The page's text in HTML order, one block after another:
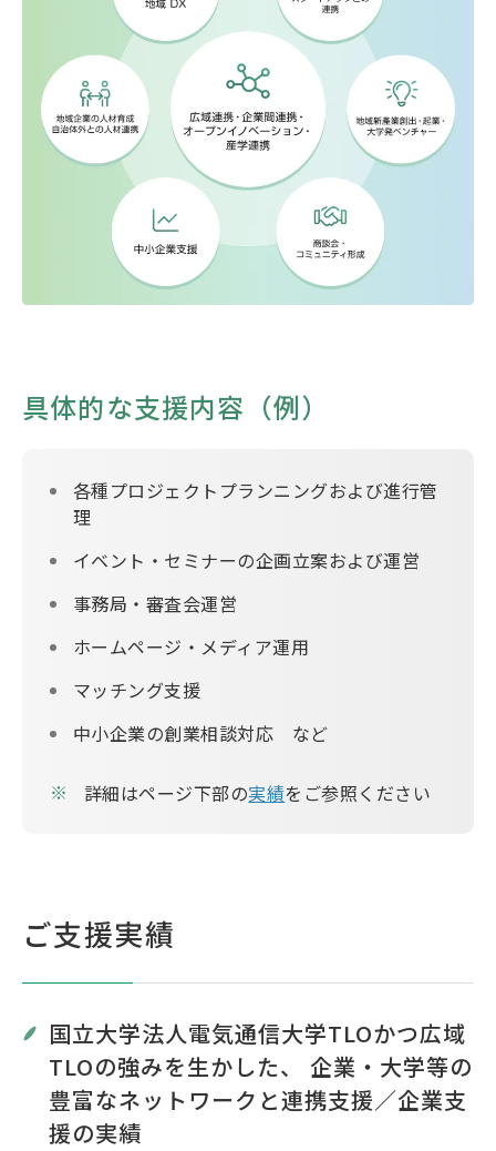
具体的な支援内容（例）
各種プロジェクトプランニングおよび進行管
理
イベント・セミナーの企画立案および運営
事務局・審査会運営
ホームページ・メディア運用
マッチング支援
中小企業の創業相談対応 など
詳細はページ下部の実績をご参照ください
ご支援実績
国立大学法人電気通信大学TLOかつ広域
TLOの強みを生かした、 企業・大学等の
豊富なネットワークと連携支援／企業支
援の実績